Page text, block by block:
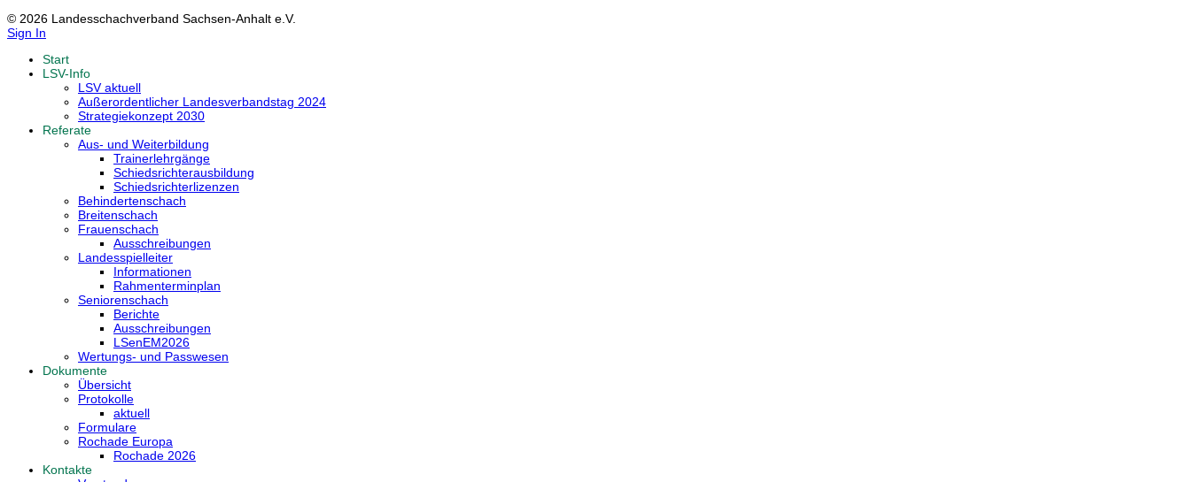
© 2026 Landesschachverband Sachsen-Anhalt e.V.
Sign In
Start
LSV-Info
LSV aktuell
Außerordentlicher Landesverbandstag 2024
Strategiekonzept 2030
Referate
Aus- und Weiterbildung
Trainerlehrgänge
Schiedsrichterausbildung
Schiedsrichterlizenzen
Behindertenschach
Breitenschach
Frauenschach
Ausschreibungen
Landesspielleiter
Informationen
Rahmenterminplan
Seniorenschach
Berichte
Ausschreibungen
LSenEM2026
Wertungs- und Passwesen
Dokumente
Übersicht
Protokolle
aktuell
Formulare
Rochade Europa
Rochade 2026
Kontakte